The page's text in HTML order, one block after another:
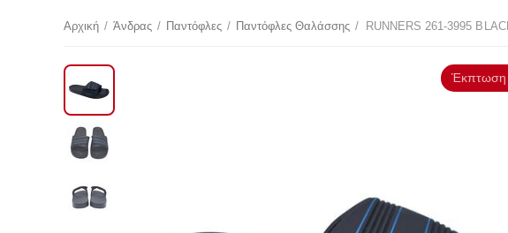
Αρχική / Άνδρας / Παντόφλες / Παντόφλες Θαλάσσης / RUNNERS 261-3995
10%